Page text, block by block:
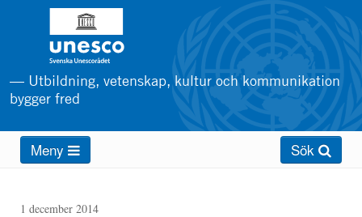
huvudinnehåll
— Utbildning, vetenskap, kultur och kommunikation
bygger fred
Main
menuMeny Sök
1 december 2014